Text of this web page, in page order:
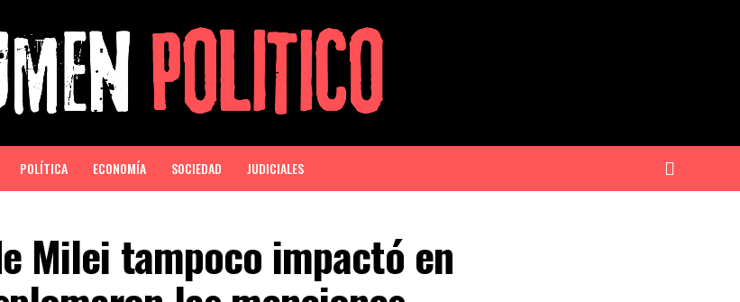
POLÍTICA ECONOMÍA SOCIEDAD JUDICIALES
Milei tampoco impactó en